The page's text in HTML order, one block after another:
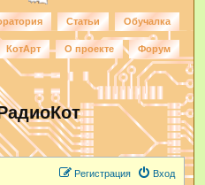
Статьи Обучалка
КотАрт О проекте Форум
Вход
Регистрация